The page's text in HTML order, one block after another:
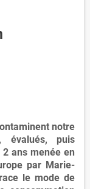
notre
évalués, puis
2 ansmenée en
par Marie-
le mode de